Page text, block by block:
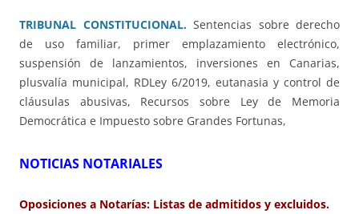
TRIBUNAL CONSTITUCIONAL. Sentencias sobre derecho
de uso familiar, primer emplazamiento electrónico,
suspensión de lanzamientos, inversiones en Canarias,
plusvalía municipal, RDLey 6/2019, eutanasia y control de
cláusulas abusivas, Recursos sobre Ley de Memoria
Democrática e Impuesto sobre Grandes Fortunas,
NOTICIAS NOTARIALES
Oposiciones a Notarías: Listas de admitidos y excluidos.